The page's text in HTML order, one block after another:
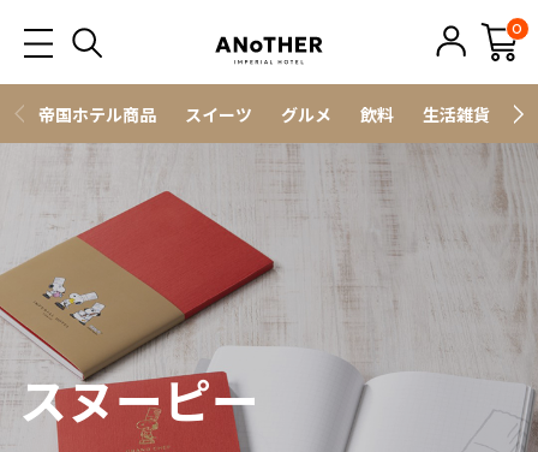
0
帝国ホテル商品 スイーツ グルメ 飲料 生活雑貨
スヌーピー